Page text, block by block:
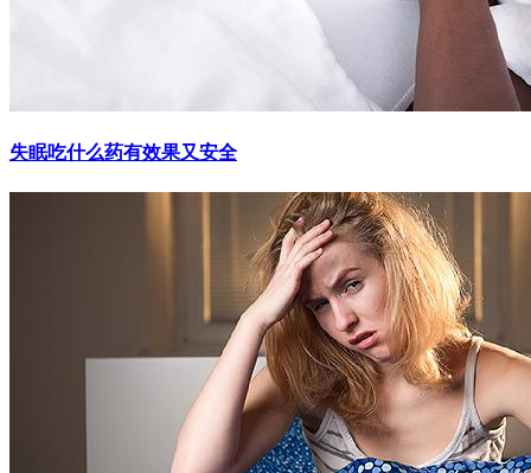
失眠吃什么药有效果又安全